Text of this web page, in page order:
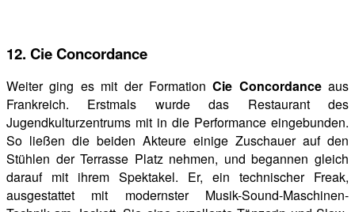
12. Cie Concordance
Weiter ging es mit der FormationCie Concordanceaus
Frankreich. Erstmals wurde das Restaurant des
Jugendkulturzentrums mit in die Performance eingebunden.
So ließen die beiden Akteure einige Zuschauer auf den
Stühlen der Terrasse Platz nehmen, und begannen gleich
darauf mit ihrem Spektakel. Er, ein technischer Freak,
ausgestattet mit modernster Musik-Sound-Maschinen-